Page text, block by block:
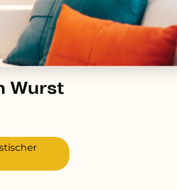
Wurst